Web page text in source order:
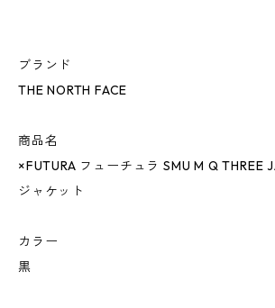
ブランド
THE NORTH FACE
商品名
×FUTURA フューチュラ SMU M Q THREE
ジャケット
カラー
黒